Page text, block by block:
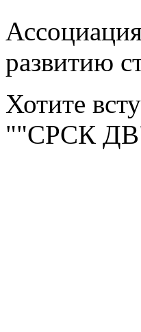
развитию
Хотите
""СРСК